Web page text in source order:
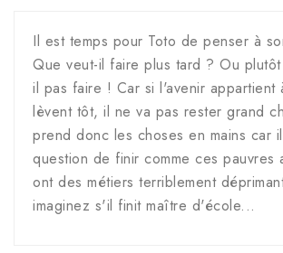
Il est temps pour Toto de penser à
Que veut-il faire plus tard ? Ou
il pas faire ! Car si l'avenir appartient
lèvent tôt, il ne va pas rester grand
prend donc les choses en mains car
question de finir comme ces pauvres
ont des métiers terriblement
imaginez s'il finit maître d'école...